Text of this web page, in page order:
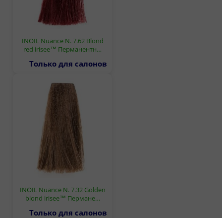
INOIL Nuance N. 7.62 Blond
red irisee™ Перманентн…
Только для салонов
INOIL Nuance N. 7.32 Golden
blond irisee™ Пермане…
Только для салонов